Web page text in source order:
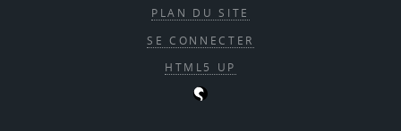
PLAN DU SITE
SE CONNECTER
HTML5 UP